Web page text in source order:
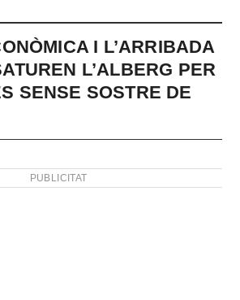
I L’ARRIBADA
L’ALBERG PER
SENSE SOSTRE DE
PUBLICITAT